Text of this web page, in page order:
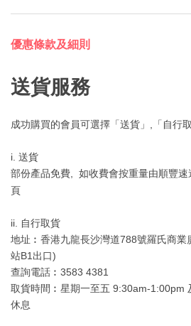
優惠條款及細則
送貨服務
成功購買的會員可選擇「送貨」,「自行
i. 送貨
部份產品免費, 如收費會按重量由順豐
頁
ii. 自行取貨
地址︰香港九龍長沙灣道788號羅氏商業
站B1出口)
查詢電話︰3583 4381
取貨時間︰星期一至五 9:30am-1:00pm
休息